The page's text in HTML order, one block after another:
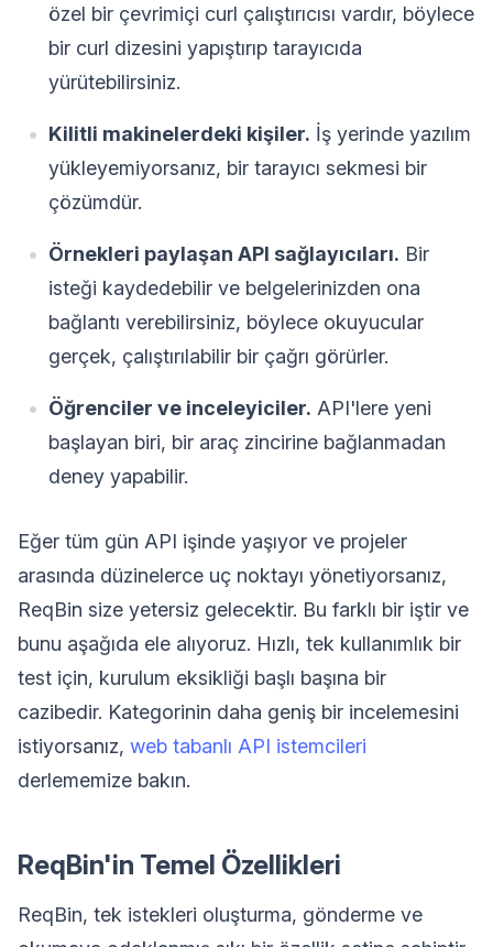
özel bir çevrimiçi curl çalıştırıcısı vardır, böylece
bir curl dizesini yapıştırıp tarayıcıda
yürütebilirsiniz.
Kilitli makinelerdeki kişiler. İş yerinde yazılım
yükleyemiyorsanız, bir tarayıcı sekmesi bir
çözümdür.
Örnekleri paylaşan API sağlayıcıları. Bir
isteği kaydedebilir ve belgelerinizden ona
bağlantı verebilirsiniz, böylece okuyucular
gerçek, çalıştırılabilir bir çağrı görürler.
Öğrenciler ve inceleyiciler. API'lere yeni
başlayan biri, bir araç zincirine bağlanmadan
deney yapabilir.
Eğer tüm gün API işinde yaşıyor ve projeler
arasında düzinelerce uç noktayı yönetiyorsanız,
ReqBin size yetersiz gelecektir. Bu farklı bir iştir ve
bunu aşağıda ele alıyoruz. Hızlı, tek kullanımlık bir
test için, kurulum eksikliği başlı başına bir
cazibedir. Kategorinin daha geniş bir incelemesini
istiyorsanız, web tabanlı API istemcileri
derlememize bakın.
ReqBin'in Temel Özellikleri
ReqBin, tek istekleri oluşturma, gönderme ve